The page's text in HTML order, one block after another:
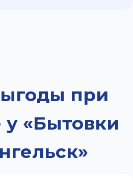
при
у «Бытовки